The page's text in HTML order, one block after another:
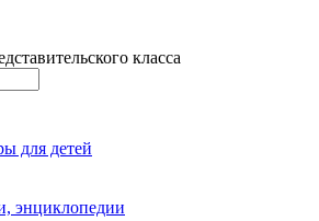
класса
для детей
энциклопедии